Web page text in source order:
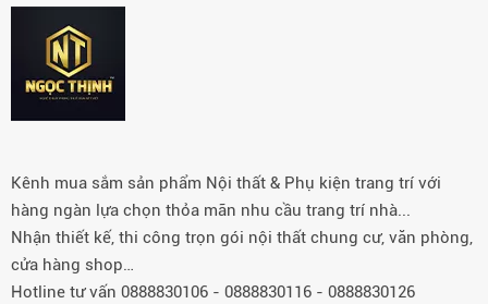
Kênh mua sắm sản phẩm Nội thất & Phụ kiện trang trí với
hàng ngàn lựa chọn thỏa mãn nhu cầu trang trí nhà...
Nhận thiết kế, thi công trọn gói nội thất chung cư, văn phòng,
cửa hàng shop…
Hotline tư vấn 0888830106 - 0888830116 - 0888830126